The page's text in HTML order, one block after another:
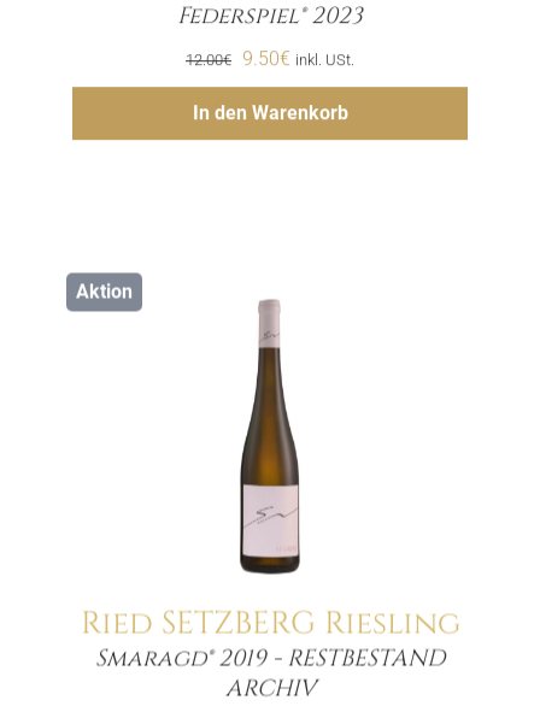
Federspiel® 2023
12.00€
Ursprünglicher
Preis
war:
9.50€ Aktueller
Preis
ist:
inkl. USt.
In den Warenkorb
Hinzufügen
Aktion
Ried SETZBERG Riesling
Smaragd® 2019 - RESTBESTAND
ARCHIVMenge